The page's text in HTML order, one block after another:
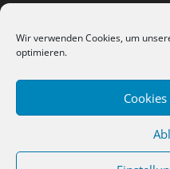
Wir verwenden Cookies, um
optimieren.